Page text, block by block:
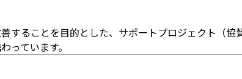
ることを目的とした、サポートプロジェクト（協
っています。